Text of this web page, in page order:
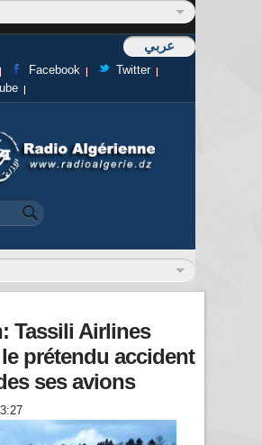
عربي
Facebook
Twitter
de recherche
Tassili Airlines
prétendu accident
ses avions